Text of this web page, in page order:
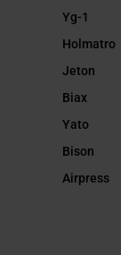
Yg-1
Holmatro
Jeton
Biax
Yato
Bison
Airpress